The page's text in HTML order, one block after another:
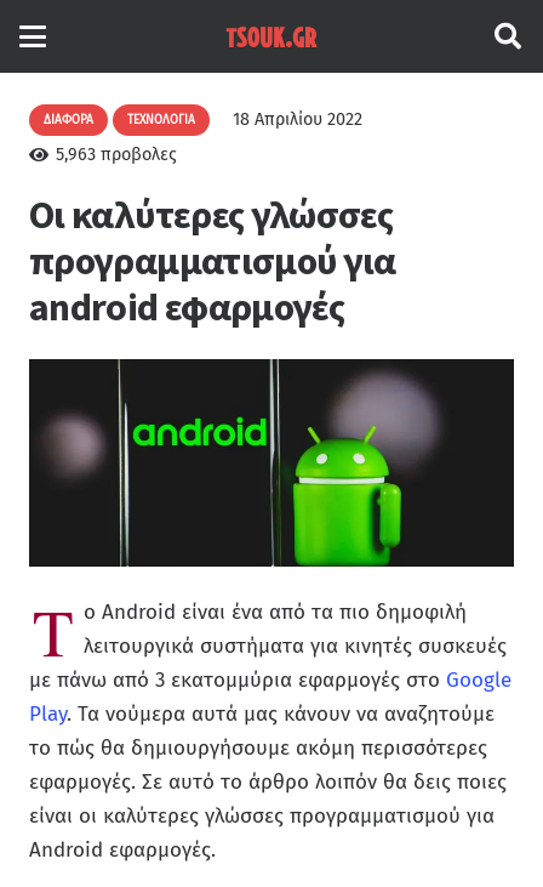
ΔΙΆΦΟΡΑ ΤΕΧΝΟΛΟΓΊΑ
18 Απριλίου 2022
5,963προβολες
Οι καλύτερες γλώσσες
προγραμματισμού για
android εφαρμογές
Τ ο Android είναι ένα από τα πιο δημοφιλή
λειτουργικά συστήματα για κινητές συσκευές
με πάνω από 3 εκατομμύρια εφαρμογές στο Google
Play. Τα νούμερα αυτά μας κάνουν να αναζητούμε
το πώς θα δημιουργήσουμε ακόμη περισσότερες
εφαρμογές. Σε αυτό το άρθρο λοιπόν θα δεις ποιες
είναι οι καλύτερες γλώσσες προγραμματισμού για
Android εφαρμογές.